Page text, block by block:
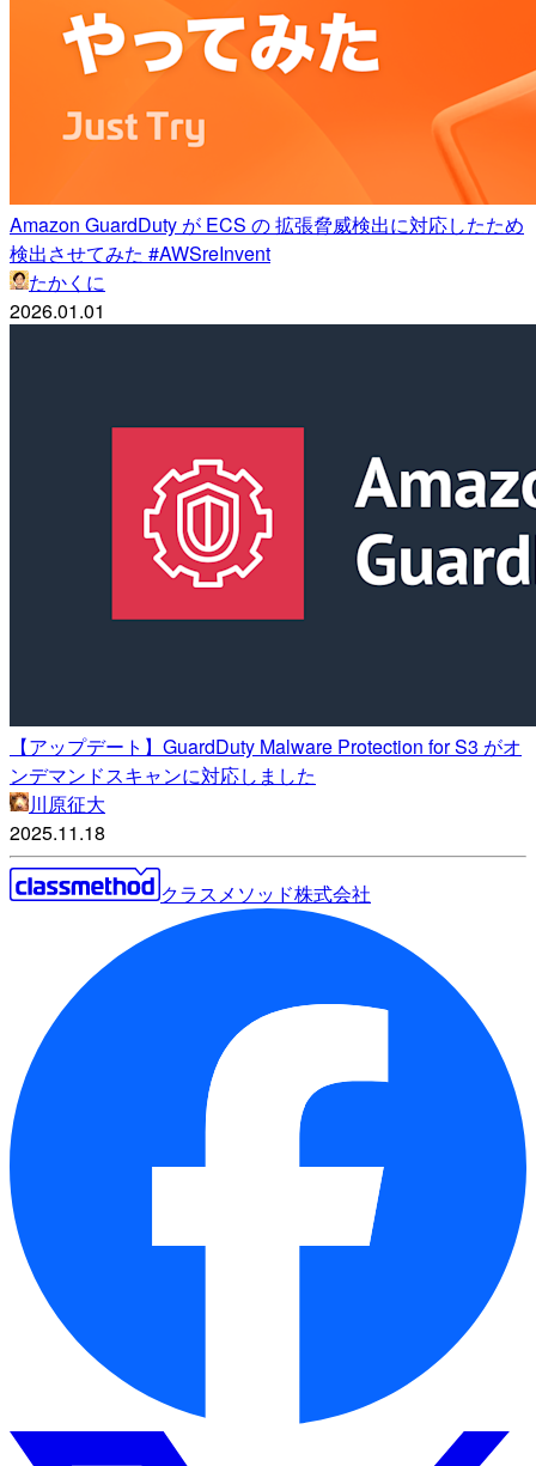
Amazon GuardDuty が ECS の 拡張脅威検出に対応したため
検出させてみた #AWSreInvent
たかくに
2026.01.01
【アップデート】GuardDuty Malware Protection for S3 がオ
ンデマンドスキャンに対応しました
川原征大
2025.11.18
クラスメソッド株式会社